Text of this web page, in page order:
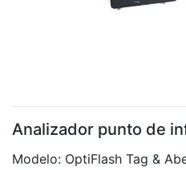
Analizador punto de
Modelo: OptiFlash Tag &